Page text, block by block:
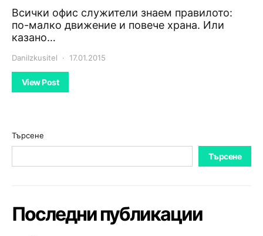
Всички офис служители знаем правилото:
по-малко движение и повече храна. Или
казано…
DaniIzkusitel 17.01.2015
View Post
Търсене
Търсене
Последни публикации